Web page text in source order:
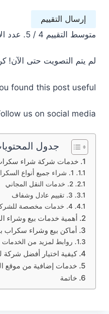
إرسال التقييم
متوسط ​​التقييم 4 / 5. عدد الأصوات:
لم يتم التصويت حتى الآن!
found this post useful...
us on social media!
جدول
خدمات شركة شراء
1. شراء جميع أنواع السكراب
2. خدمات النقل المجاني
3. تقييم عادل وشفاف
4. خدمات مخصصة للشركات والمصانع
أهمية خدمات بيع وشراء
أماكن بيع وشراء سكراب
روابط لمزيد من الخدمات
كيفية اختيار أفضل
خدمات إضافية من موقع
خاتمة